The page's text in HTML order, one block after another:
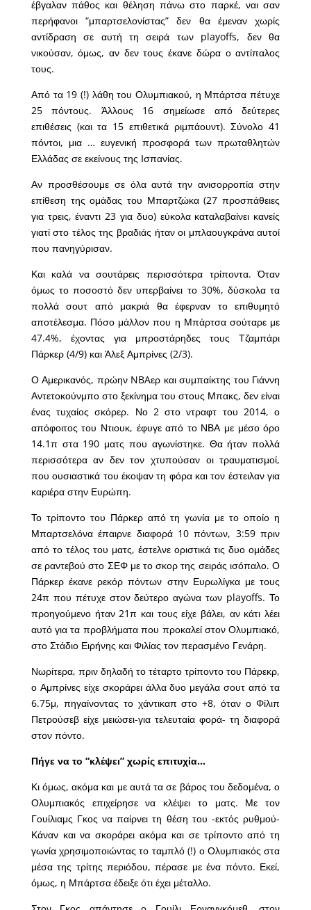
έβγαλαν πάθος και θέληση πάνω στο παρκέ, ναι σαν
περήφανοι “μπαρτσελονίστας” δεν θα έμεναν χωρίς
αντίδραση σε αυτή τη σειρά των playoffs, δεν θα
νικούσαν, όμως, αν δεν τους έκανε δώρα ο αντίπαλος
τους.
Από τα 19 (!) λάθη του Ολυμπιακού, η Μπάρτσα πέτυχε
25 πόντους. Άλλους 16 σημείωσε από δεύτερες
επιθέσεις (και τα 15 επιθετικά ριμπάουντ). Σύνολο 41
πόντοι, μια … ευγενική προσφορά των πρωταθλητών
Ελλάδας σε εκείνους της Ισπανίας.
Αν προσθέσουμε σε όλα αυτά την ανισορροπία στην
επίθεση της ομάδας του Μπαρτζώκα (27 προσπάθειες
για τρεις, έναντι 23 για δυο) εύκολα καταλαβαίνει κανείς
γιατί στο τέλος της βραδιάς ήταν οι μπλαουγκράνα αυτοί
που πανηγύρισαν.
Και καλά να σουτάρεις περισσότερα τρίποντα. Όταν
όμως το ποσοστό δεν υπερβαίνει το 30%, δύσκολα τα
πολλά σουτ από μακριά θα έφερναν το επιθυμητό
αποτέλεσμα. Πόσο μάλλον που η Μπάρτσα σούταρε με
47.4%, έχοντας για μπροστάρηδες τους Τζαμπάρι
Πάρκερ (4/9) και Άλεξ Αμπρίνες (2/3).
Ο Αμερικανός, πρώην NBAερ και συμπαίκτης του Γιάννη
Αντετοκούνμπο στο ξεκίνημα του στους Μπακς, δεν είναι
ένας τυχαίος σκόρερ. Νο 2 στο ντραφτ του 2014, ο
απόφοιτος του Ντιουκ, έφυγε από το ΝΒΑ με μέσο όρο
14.1π στα 190 ματς που αγωνίστηκε. Θα ήταν πολλά
περισσότερα αν δεν τον χτυπούσαν οι τραυματισμοί,
που ουσιαστικά του έκοψαν τη φόρα και τον έστειλαν για
καριέρα στην Ευρώπη.
Το τρίποντο του Πάρκερ από τη γωνία με το οποίο η
Μπαρτσελόνα έπαιρνε διαφορά 10 πόντων, 3:59 πριν
από το τέλος του ματς, έστελνε οριστικά τις δυο ομάδες
σε ραντεβού στο ΣΕΦ με το σκορ της σειράς ισόπαλο. Ο
Πάρκερ έκανε ρεκόρ πόντων στην Ευρωλίγκα με τους
24π που πέτυχε στον δεύτερο αγώνα των playoffs. Το
προηγούμενο ήταν 21π και τους είχε βάλει, αν κάτι λέει
αυτό για τα προβλήματα που προκαλεί στον Ολυμπιακό,
στο Στάδιο Ειρήνης και Φιλίας τον περασμένο Γενάρη.
Νωρίτερα, πριν δηλαδή το τέταρτο τρίποντο του Πάρεκρ,
ο Αμπρίνες είχε σκοράρει άλλα δυο μεγάλα σουτ από τα
6.75μ, πηγαίνοντας το χάντικαπ στο +8, όταν ο Φίλιπ
Πετρούσεβ είχε μειώσει-για τελευταία φορά- τη διαφορά
στον πόντο.
Πήγε να το “κλέψει” χωρίς επιτυχία…
Κι όμως, ακόμα και με αυτά τα σε βάρος του δεδομένα, ο
Ολυμπιακός επιχείρησε να κλέψει το ματς. Με τον
Γουίλιαμς Γκος να παίρνει τη θέση του -εκτός ρυθμού-
Κάναν και να σκοράρει ακόμα και σε τρίποντο από τη
γωνία χρησιμοποιώντας το ταμπλό (!) ο Ολυμπιακός στα
μέσα της τρίτης περιόδου, πέρασε με ένα πόντο. Εκεί,
όμως, η Μπάρτσα έδειξε ότι έχει μέταλλο.